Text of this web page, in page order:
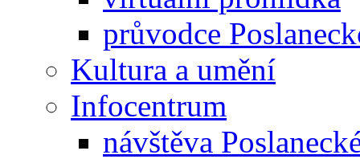
průvodce
Kultura a umění
Infocentrum
návštěva